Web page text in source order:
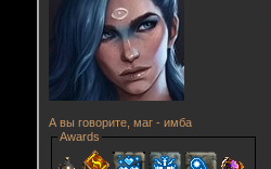
А вы говорите, маг - имба
Awards